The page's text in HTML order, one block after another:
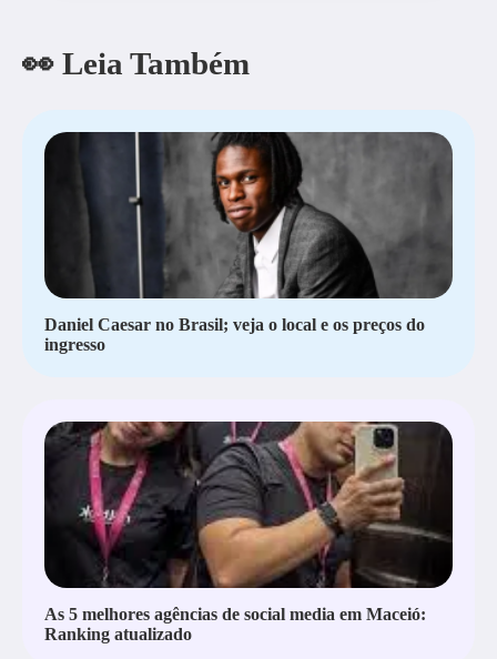
👀 Leia Também
Daniel Caesar no Brasil; veja o local e os preços do
ingresso
As 5 melhores agências de social media em Maceió:
Ranking atualizado